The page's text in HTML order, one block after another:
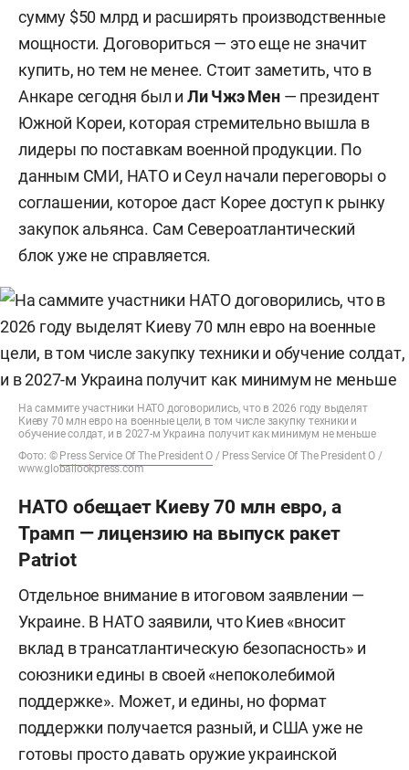
сумму $50 млрд и расширять производственные
мощности. Договориться — это еще не значит
купить, но тем не менее. Стоит заметить, что в
Анкаре сегодня был и Ли Чжэ Мен— президент
Южной Кореи, которая стремительно вышла в
лидеры по поставкам военной продукции. По
данным СМИ, НАТО и Сеул начали переговоры о
соглашении, которое даст Корее доступ к рынку
закупок альянса. Сам Североатлантический
блок уже не справляется.
На саммите участники НАТО договорились, что в 2026 году выделят
Киеву 70 млн евро на военные цели, в том числе закупку техники и
обучение солдат, и в 2027-м Украина получит как минимум не меньше
Фото: © Press Service Of The President O / Press Service Of The President O /
www.globallookpress.com
НАТО обещает Киеву 70 млн евро, а
Трамп — лицензию на выпуск ракет
Patriot
Отдельное внимание в итоговом заявлении —
Украине. В НАТО заявили, что Киев «вносит
вклад в трансатлантическую безопасность» и
союзники едины в своей «непоколебимой
поддержке». Может, и едины, но формат
поддержки получается разный, и США уже не
готовы просто давать оружие украинской